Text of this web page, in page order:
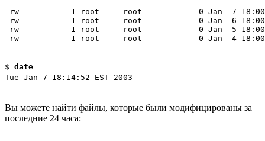
-rw-------    1 root     root            0 Jan  7
-rw-------    1 root     root            0 Jan  6
-rw-------    1 root     root            0 Jan  5
-rw-------    1 root     root            0 Jan  4
$ date
Tue Jan 7 18:14:52 EST 2003
Вы можете найти файлы, которые были модифицированы за
последние 24 часа: